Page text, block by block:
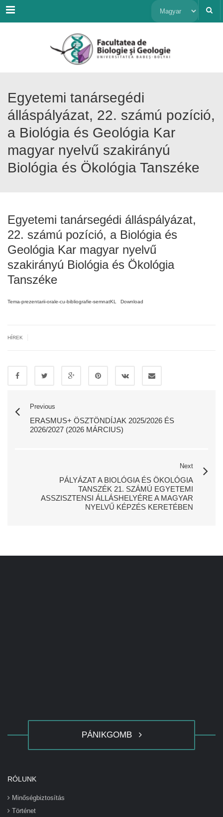
Menu Nyelv
Egyetemi tanársegédi
álláspályázat, 22. számú pozíció,
a Biológia és Geológia Kar
magyar nyelvű szakirányú
Biológia és Ökológia Tanszéke
Egyetemi tanársegédi álláspályázat,
22. számú pozíció, a Biológia és
Geológia Kar magyar nyelvű
szakirányú Biológia és Ökológia
Tanszéke
Tema-prezentarii-orale-cu-bibliografie-semnatKL Download
HÍREK
Previous
ERASMUS+ ÖSZTÖNDÍJAK 2025/2026 ÉS
2026/2027 (2026 MÁRCIUS)
Next
PÁLYÁZAT A BIOLÓGIA ÉS ÖKOLÓGIA
TANSZÉK 21. SZÁMÚ EGYETEMI
ASSZISZTENSI ÁLLÁSHELYÉRE A MAGYAR
NYELVŰ KÉPZÉS KERETÉBEN
PÁNIKGOMB
RÓLUNK
Minőségbiztosítás
Történet